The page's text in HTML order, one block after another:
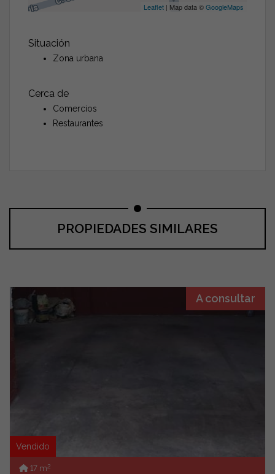
Leaflet | Map data ©GoogleMaps
Situación
Zona urbana
Cerca de
Comercios
Restaurantes
PROPIEDADES SIMILARES
A consultar
Vendido
17 m2